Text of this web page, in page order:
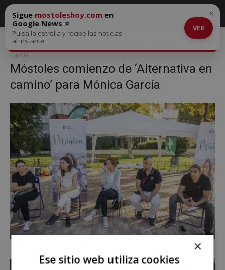
Inicio
Móstoles comienzo de ‘Alternativa en camino’ para Mónica
García
Móstoles comienzo de ‘Alternativa en camino’ para Mónica
García
Móstoles comienzo de ‘Alternativa en
camino’ para Mónica García
Sigue mostoleshoy.com en
Google News ⭐
Pulsa la estrella y recibe las noticias
al instante
VER
×
×
Ese sitio web utiliza cookies